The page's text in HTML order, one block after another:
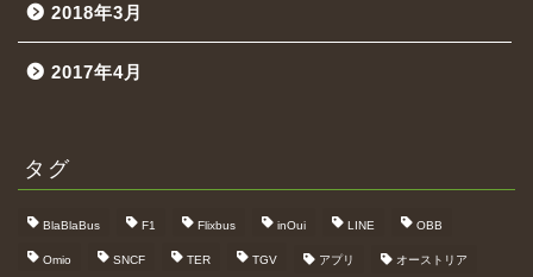
2018年3月
2017年4月
タグ
BlaBlaBus F1 Flixbus inOui LINE OBB
Omio SNCF TER TGV アプリ オーストリア